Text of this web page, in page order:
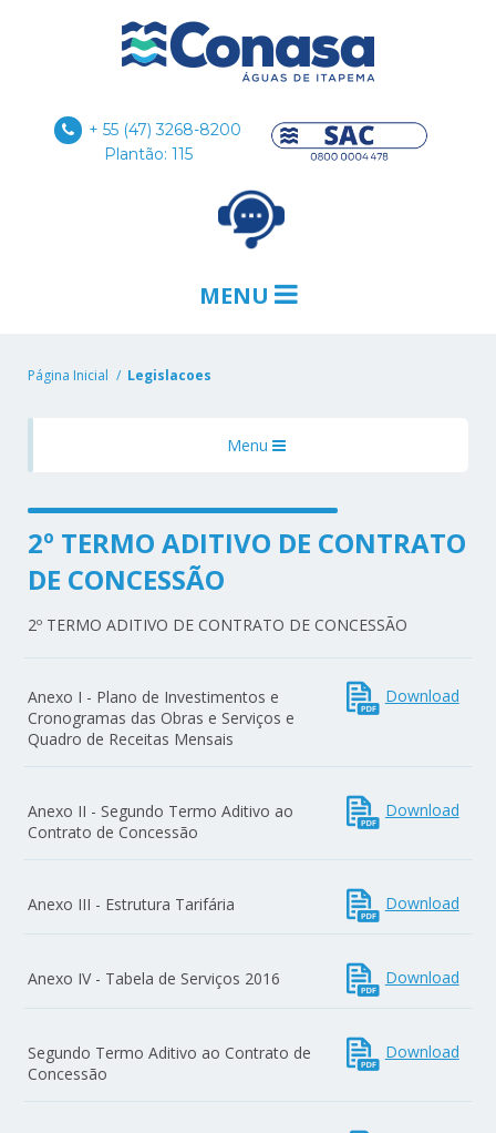
+ 55 (47) 3268-8200
Plantão: 115
MENU
Página Inicial Legislacoes
Menu
2º TERMO ADITIVO DE CONTRATO
DE CONCESSÃO
2º TERMO ADITIVO DE CONTRATO DE CONCESSÃO
Anexo I - Plano de Investimentos e
Cronogramas das Obras e Serviços e
Quadro de Receitas Mensais
Download
Anexo II - Segundo Termo Aditivo ao
Contrato de Concessão
Download
Anexo III - Estrutura Tarifária Download
Anexo IV - Tabela de Serviços 2016 Download
Segundo Termo Aditivo ao Contrato de
Concessão
Download